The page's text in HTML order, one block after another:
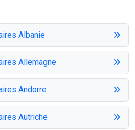
Albanie
Allemagne
Andorre
Autriche